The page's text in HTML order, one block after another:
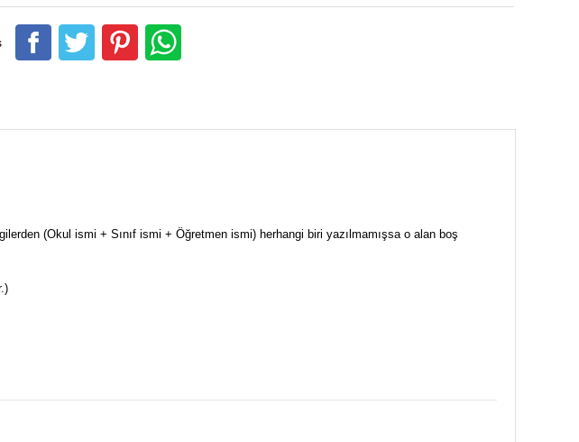
(Okul ismi + Sınıf ismi + Öğretmen ismi) herhangi biri yazılmamışsa o alan boş